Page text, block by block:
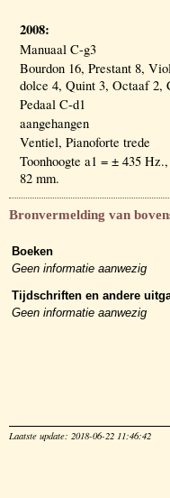
2008:
Manuaal C-g3
Bourdon 16, Prestant 8,
dolce 4, Quint 3, Octaaf 2,
Pedaal C-d1
aangehangen
Ventiel, Pianoforte trede
Toonhoogte a1 = ± 435
82 mm.
Bronvermelding van
Boeken
Geen informatie aanwezig
Tijdschriften en andere
Geen informatie aanwezig
Laatste update: 2018-06-22 11:46:42